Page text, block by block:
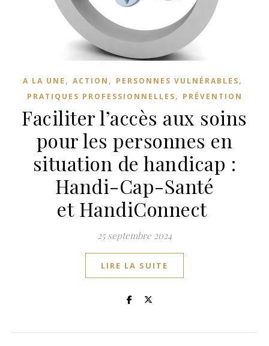
A LA UNE , ACTION , PERSONNES VULNÉRABLES,
PRATIQUES PROFESSIONNELLES, PRÉVENTION
Faciliter l’accès aux soins
pour les personnes en
situation de handicap :
Handi-Cap-Santé
et HandiConnect
25 septembre 2024
LIRE LA SUITE